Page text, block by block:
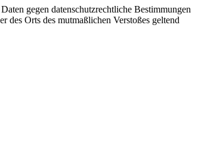
gegen datenschutzrechtliche Bestimmungen
des Orts des mutmaßlichen Verstoßes geltend